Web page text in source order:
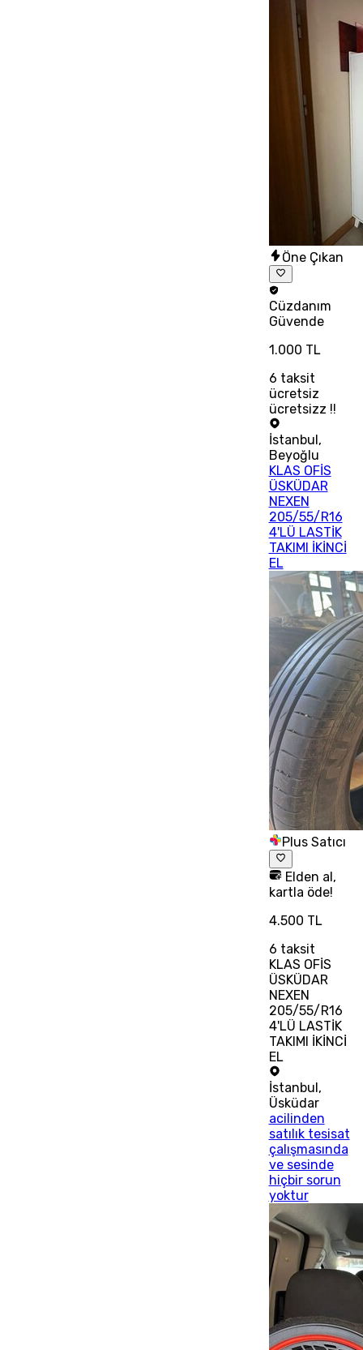
Öne Çıkan
Cüzdanım
Güvende
1.000 TL
6 taksit
ücretsiz
ücretsizz !!
İstanbul ,
Beyoğlu
KLAS OFİS
ÜSKÜDAR
NEXEN
205/55/R16
4'LÜ LASTİK
TAKIMI İKİNCİ
EL
Plus Satıcı
Elden al,
kartla öde!
4.500 TL
6 taksit
KLAS OFİS
ÜSKÜDAR
NEXEN
205/55/R16
4'LÜ LASTİK
TAKIMI İKİNCİ
EL
İstanbul,
Üsküdar
acilinden
satılık tesisat
çalışmasında
ve sesinde
hiçbir sorun
yoktur